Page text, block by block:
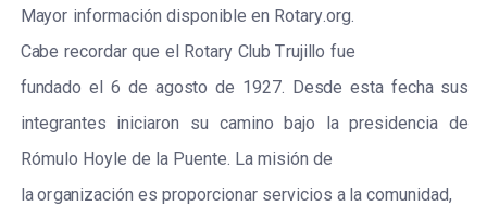
Mayor información disponible en Rotary.org
Cabe recordar que el Rotary Club Trujillo fue
fundado el 6 de agosto de 1927. Desde esta fecha sus
integrantes iniciaron su camino bajo la presidencia de
Rómulo Hoyle de laPuente. La misión de
la organización es proporcionar servicios a la comunidad,